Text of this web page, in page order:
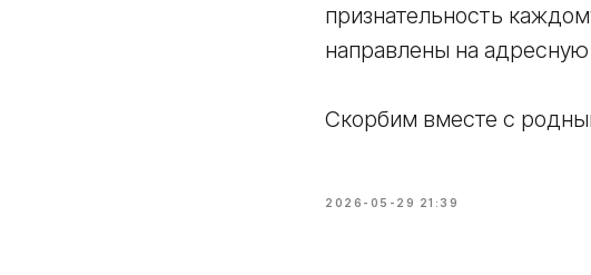
признательность
направлены на
Скорбим вместе с
2026-05-29 21:39